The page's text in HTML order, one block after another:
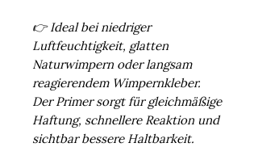
👉 Ideal bei niedriger
Luftfeuchtigkeit, glatten
Naturwimpern oder langsam
reagierendem Wimpernkleber.
Der Primer sorgt für gleichmäßige
Haftung, schnellere Reaktion und
sichtbar bessere Haltbarkeit.